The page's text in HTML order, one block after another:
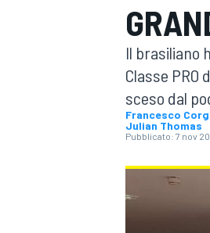
MOTOGP
WRC
Il brasiliano
Classe
sceso dal
Francesco
Julian Thomas
Pubblicato: 7 nov